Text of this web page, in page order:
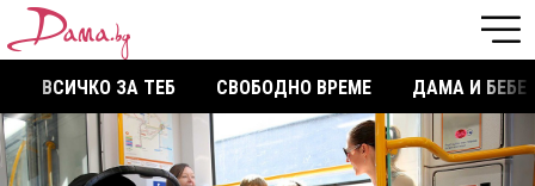
ВСИЧКО ЗА ТЕБ СВОБОДНО ВРЕМЕ ДАМА И БЕБЕ